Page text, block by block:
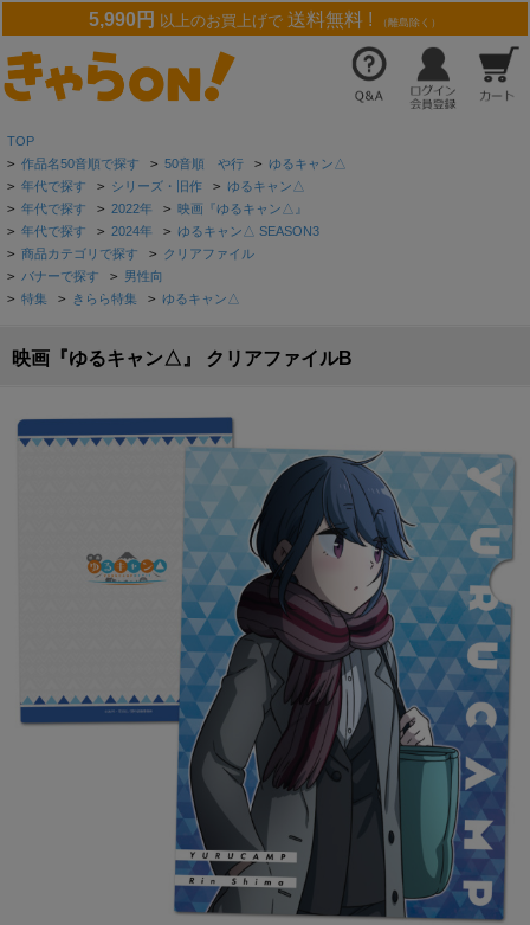
5,990円 以上のお買上げで 送料無料 ! （離島除く）
TOP
> 作品名50音順で探す > 50音順 や行 > ゆるキャン△
> 年代で探す > シリーズ・旧作 > ゆるキャン△
> 年代で探す > 2022年 > 映画『ゆるキャン△』
> 年代で探す > 2024年 > ゆるキャン△ SEASON3
> 商品カテゴリで探す > クリアファイル
> バナーで探す > 男性向
> 特集 > きらら特集 > ゆるキャン△
映画『ゆるキャン△』 クリアファイルB